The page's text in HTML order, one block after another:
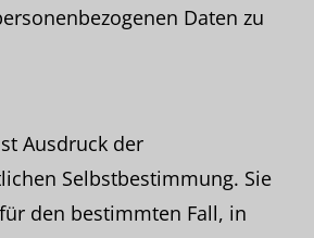
Daten zu
Ausdruck der
Selbstbestimmung. Sie
den bestimmten Fall, in